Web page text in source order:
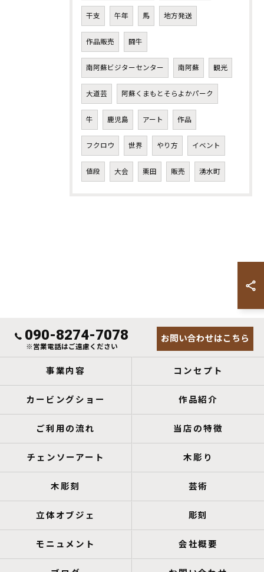
干支 午年 馬 地方発送
作品販売 闘牛
南阿蘇ビジターセンター 南阿蘇 観光
大道芸 阿蘇くまもとそらよかパーク
牛 鹿児島 アート 作品
フクロウ 世界 やり方 イベント
値段 大会 栗田 販売 湧水町
090-8274-7078
※営業電話はご遠慮ください
お問い合わせはこちら
事業内容 コンセプト
カービングショー 作品紹介
ご利用の流れ 当店の特徴
チェンソーアート 木彫り
木彫刻 芸術
立体オブジェ 彫刻
モニュメント 会社概要